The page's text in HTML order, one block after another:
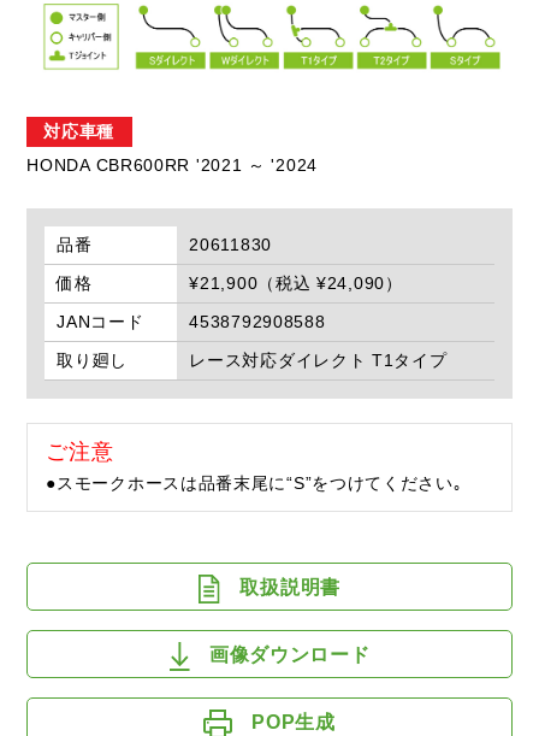
対応車種
HONDA CBR600RR '2021 ～ '2024
品番
20611830
価格
¥21,900（税込 ¥24,090）
JANコード
4538792908588
取り廻し
レース対応ダイレクト T1タイプ
ご注意
●スモークホースは品番末尾に“S”をつけてください｡
取扱説明書
画像ダウンロード
POP生成